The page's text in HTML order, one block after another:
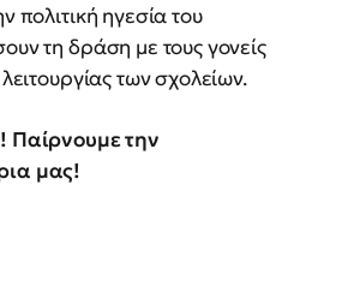
πολιτική ηγεσία του
τη δράση με τους γονείς
των σχολείων.
Παίρνουμε την
μας!